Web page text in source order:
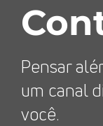
Pensar
um canal
você.